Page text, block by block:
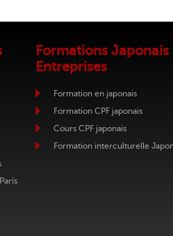
Formations Japonais
Entreprises
Formation en japonais
Formation CPF japonais
Cours CPF japonais
Formation interculturelle